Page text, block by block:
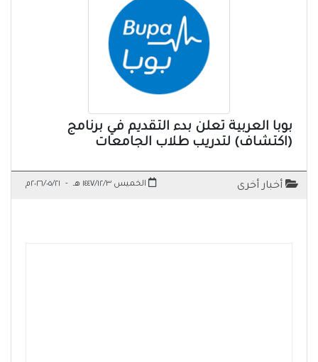
بوبا العربية تعلن بدء التقديم في برنامج
(اكتشاف) لتدريب طلاب الجامعات
أخبار أخرى الخميس ١٤٤٧/١٢/٣ هـ - ٢٠٢٦/٠٥/٢١م